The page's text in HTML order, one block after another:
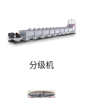
分级机